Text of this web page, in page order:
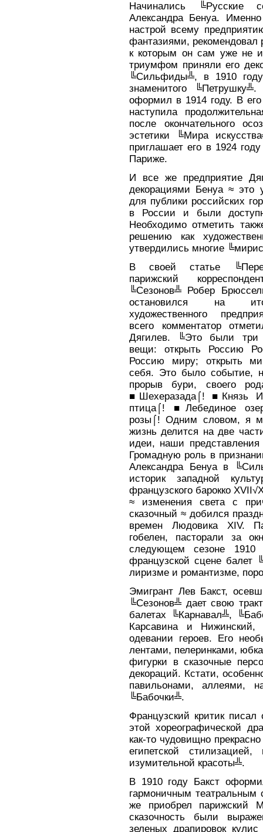
Начинались ╚Русские
Александра Бенуа.
настрой всему
фантазиями, рекомендовал
к которым он сам уже не
триумфом приняли его
╚Сильфиды╩, в 1910
знаменитого
оформил в 1914 году. В
наступила
после окончательного
эстетики ╚Мира
приглашает его в 1924
Париже.
И все же предприятие
декорациями Бенуа ≈ это
для публики российских
в России и были
Необходимо отметить
решению как
утвердились многие
В своей статье
парижский
╚Сезонов╩ Робер
остановился на
художественного
всего комментатор
Дягилев. ╚Это были три
вещи: открыть Россию
Россию миру; открыть
себя. Это было событие,
прорыв бури, своего
■Шехеразада⌠! ■Князь
птица⌠! ■Лебединое
розы⌠! Одним словом, я
жизнь делится на две
идеи, наши
Громадную роль в
Александра Бенуа в
историк западной
французского барокко
≈ изменения света с
сказочный ≈ добился
времен Людовика ХIV.
гобелен, пасторали за
следующем сезоне
французской сцене
лиризме и романтизме,
Эмигрант Лев Бакст,
╚Сезонов╩ дает свою
балетах ╚Карнавал╩,
Карсавина и Нижинский,
одевании героев. Его
лентами, пелеринками,
фигурки в сказочные
декораций. Кстати,
павильонами, аллеями,
╚Бабочки╩.
Французский критик
этой хореографической
как-то чудовищно
египетской
изумительной красоты╩.
В 1910 году Бакст
гармоничным театральным
же приобрел парижский
сказочность были
зеленых драпировок